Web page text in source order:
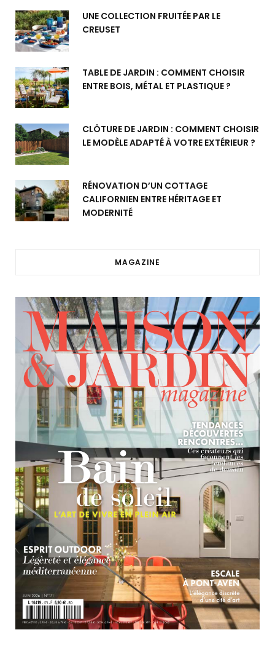
UNE COLLECTION FRUITÉE PAR LE
CREUSET
TABLE DE JARDIN : COMMENT CHOISIR
ENTRE BOIS, MÉTAL ET PLASTIQUE ?
CLÔTURE DE JARDIN : COMMENT CHOISIR
LE MODÈLE ADAPTÉ À VOTRE EXTÉRIEUR ?
RÉNOVATION D’UN COTTAGE
CALIFORNIEN ENTRE HÉRITAGE ET
MODERNITÉ
MAGAZINE